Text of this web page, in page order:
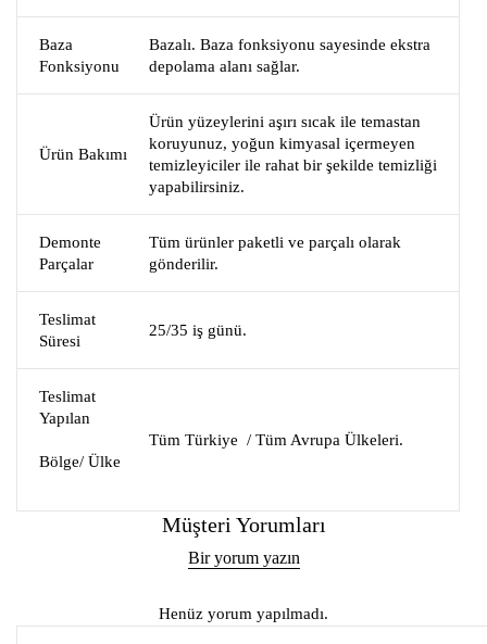
Baza
Fonksiyonu
Bazalı. Baza fonksiyonu sayesinde ekstra
depolama alanı sağlar.
Ürün Bakımı
Ürün yüzeylerini aşırı sıcak ile temastan
koruyunuz, yoğun kimyasal içermeyen
temizleyiciler ile rahat bir şekilde temizliği
yapabilirsiniz.
Demonte
Parçalar
Tüm ürünler paketli ve parçalı olarak
gönderilir.
Teslimat
Süresi
25/35 iş günü.
Teslimat
Yapılan
Bölge/ Ülke
Tüm Türkiye / Tüm Avrupa Ülkeleri.
Müşteri Yorumları
Bir yorum yazın
Henüz yorum yapılmadı.